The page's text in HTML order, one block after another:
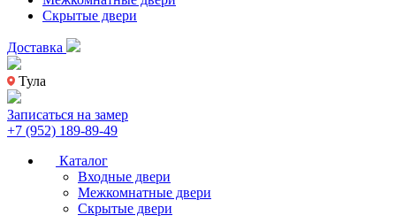
Скрытые двери
Доставка
Тула
Записаться на замер
+7 (952) 189-89-49
Каталог
Входные двери
Межкомнатные двери
Скрытые двери